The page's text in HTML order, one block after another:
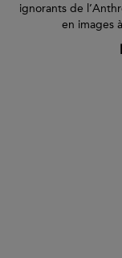
ignorants de
en images